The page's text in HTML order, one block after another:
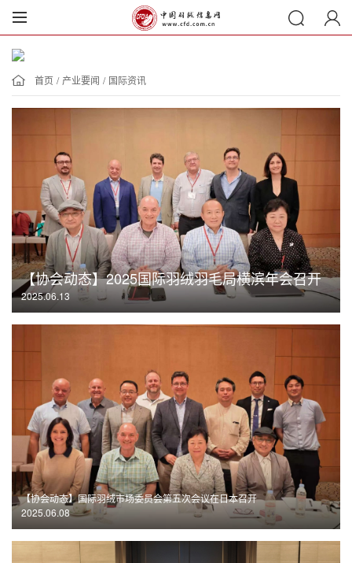
首页 / 产业要闻 / 国际资讯
【协会动态】2025国际羽绒羽毛局横滨年会召开
2025.06.13
【协会动态】国际羽绒市场委员会第五次会议在日本召开
2025.06.08